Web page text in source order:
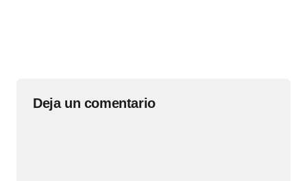
Deja un comentario